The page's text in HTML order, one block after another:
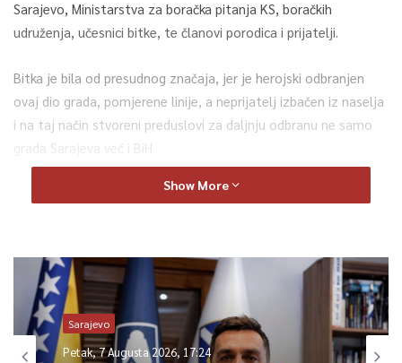
Sarajevo, Ministarstva za boračka pitanja KS, boračkih
udruženja, učesnici bitke, te članovi porodica i prijatelji.
Bitka je bila od presudnog značaja, jer je herojski odbranjen
ovaj dio grada, pomjerene linije, a neprijatelj izbačen iz naselja
i na taj način stvoreni preduslovi za daljnju odbranu ne samo
grada Sarajeva već i BiH.
Agresorske snage JNA i jedinice SDS-a su 16. maja 1992. godine
pridruženim jedinicama iz drugih dijelova grada Sarajeva.
Koliko je to značajan datum za Općinu Novo Sarajevo, ali i za
BiH dovoljno govori da se 16. maj obilježava kao Dan općine.
Show More
Sarajevo
Petak, 7 Augusta 2026, 17:24